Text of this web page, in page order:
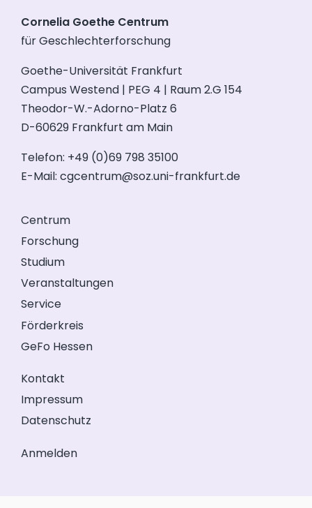
Cornelia Goethe Centrum
für Geschlechterforschung
Goethe-Universität Frankfurt
Campus Westend | PEG 4 | Raum 2.G 154
Theodor-W.-Adorno-Platz 6
D-60629 Frankfurt am Main
Telefon: +49 (0)69 798 35100
E-Mail: cgcentrum@soz.uni-frankfurt.de
Centrum
Forschung
Studium
Veranstaltungen
Service
Förderkreis
GeFo Hessen
Kontakt
Impressum
Datenschutz
Anmelden